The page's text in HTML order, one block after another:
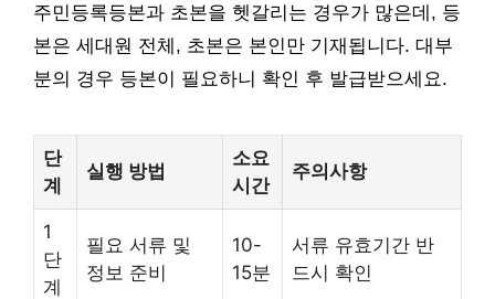
주민등록등본과 초본을 헷갈리는 경우가 많은데, 등
본은 세대원 전체, 초본은 본인만 기재됩니다. 대부
분의 경우 등본이 필요하니 확인 후 발급받으세요.
단
계
실행 방법
소요
시간
주의사항
1
단
계
필요 서류 및
정보 준비
10-
15분
서류 유효기간 반
드시 확인